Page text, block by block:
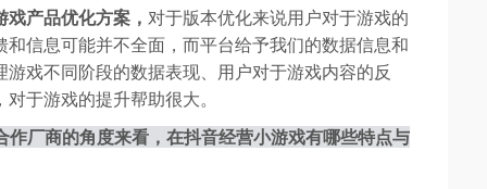
产品优化方案， 对于版本优化来说用户对于游戏的
信息可能并不全面，而平台给予我们的数据信息和
戏不同阶段的数据表现、用户对于游戏内容的反
于游戏的提升帮助很大。
厂商的角度来看，在抖音经营小游戏有哪些特点与